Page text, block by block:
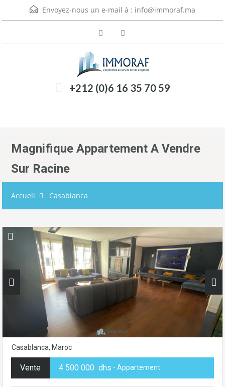
Envoyez-nous un e-mail à : info@immoraf.ma
+212 (0)6 16 35 70 59
Magnifique Appartement A Vendre
Sur Racine
Accueil Casablanca
Casablanca, Maroc
Vente 4 500 000 dhs - Appartement